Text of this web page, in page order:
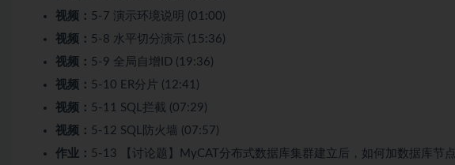
视频： 5-7 演示环境说明 (01:00)
视频： 5-8 水平切分演示 (15:36)
视频： 5-9 全局自增ID (19:36)
视频： 5-10 ER分片 (12:41)
视频： 5-11 SQL拦截 (07:29)
视频： 5-12 SQL防火墙 (07:57)
作业： 5-13 【讨论题】MyCAT分布式数据库集群建立后，如何加数据库节点